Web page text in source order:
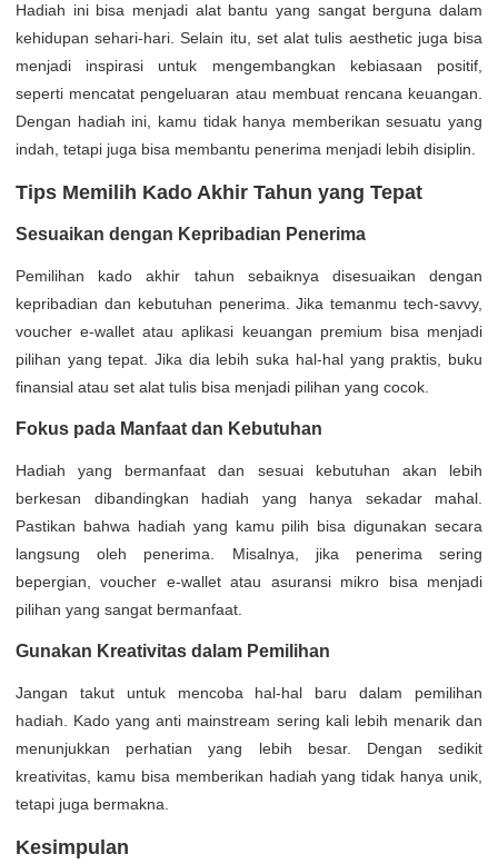
Hadiah ini bisa menjadi alat bantu yang sangat berguna dalam
kehidupan sehari-hari. Selain itu, set alat tulis aesthetic juga bisa
menjadi inspirasi untuk mengembangkan kebiasaan positif,
seperti mencatat pengeluaran atau membuat rencana keuangan.
Dengan hadiah ini, kamu tidak hanya memberikan sesuatu yang
indah, tetapi juga bisa membantu penerima menjadi lebih disiplin.
Tips Memilih Kado Akhir Tahun yang Tepat
Sesuaikan dengan Kepribadian Penerima
Pemilihan kado akhir tahun sebaiknya disesuaikan dengan
kepribadian dan kebutuhan penerima. Jika temanmu tech-savvy,
voucher e-wallet atau aplikasi keuangan premium bisa menjadi
pilihan yang tepat. Jika dia lebih suka hal-hal yang praktis, buku
finansial atau set alat tulis bisa menjadi pilihan yang cocok.
Fokus pada Manfaat dan Kebutuhan
Hadiah yang bermanfaat dan sesuai kebutuhan akan lebih
berkesan dibandingkan hadiah yang hanya sekadar mahal.
Pastikan bahwa hadiah yang kamu pilih bisa digunakan secara
langsung oleh penerima. Misalnya, jika penerima sering
bepergian, voucher e-wallet atau asuransi mikro bisa menjadi
pilihan yang sangat bermanfaat.
Gunakan Kreativitas dalam Pemilihan
Jangan takut untuk mencoba hal-hal baru dalam pemilihan
hadiah. Kado yang anti mainstream sering kali lebih menarik dan
menunjukkan perhatian yang lebih besar. Dengan sedikit
kreativitas, kamu bisa memberikan hadiah yang tidak hanya unik,
tetapi juga bermakna.
Kesimpulan